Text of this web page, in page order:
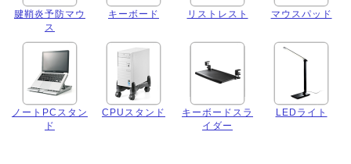
腱鞘炎予防マウ
ス
キーボード リストレスト マウスパッド
ノートPCスタン
ド
CPUスタンド
キーボードスラ
イダー
LEDライト